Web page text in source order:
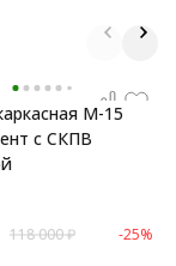
М-15
с СКПВ
118 000₽ -25%